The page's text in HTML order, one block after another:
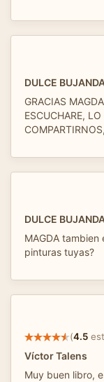
DULCE
GRACIAS
ESCUCHARE,
DULCE
MAGDA tambien
pinturas tuyas?
(4.5
Víctor Talens
Muy buen libro,